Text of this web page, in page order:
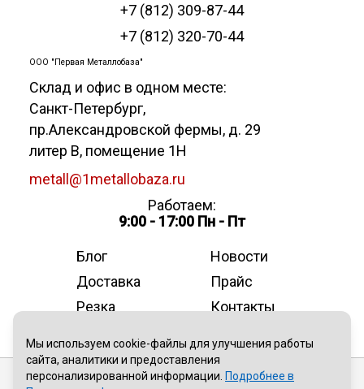
+7 (812) 309-87-44
+7 (812) 320-70-44
ООО "Первая Металлобаза"
Склад и офис в одном месте:
Санкт-Петербург,
пр.Александровской фермы, д. 29
литер В, помещение 1Н
metall@1metallobaza.ru
Работаем:
9:00 - 17:00 Пн - Пт
Блог
Новости
Доставка
Прайс
Резка
Контакты
Публичная оферта
Мы используем cookie-файлы для улучшения работы
сайта, аналитики и предоставления
персонализированной информации. Подробнее в